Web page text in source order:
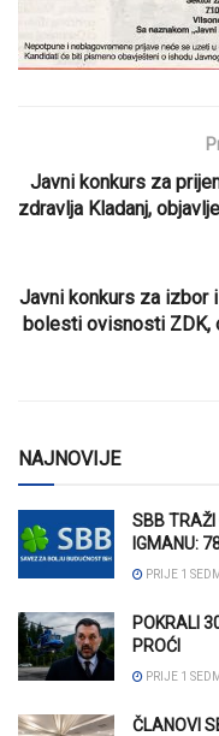
Javni konkurs za
zdravlja Kladanj,
Javni konkurs za izbor
bolesti ovisnosti ZDK,
NAJNOVIJE
SBB TRAŽI
IGMANU:
PRIJE 1
POKRALI
PROĆI
PRIJE 1
ČLANOVI